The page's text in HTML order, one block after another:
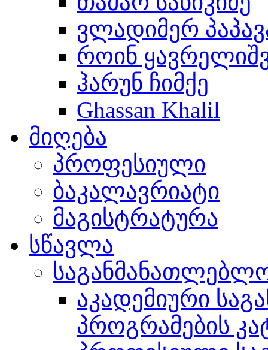
ვლადიმერ
როინ
ჰარუნ ჩიმქე
Ghassan Khalil
მიღება
პროფესიული
ბაკალავრიატი
მაგისტრატურა
სწავლა
აკადემიური
პროგრამების